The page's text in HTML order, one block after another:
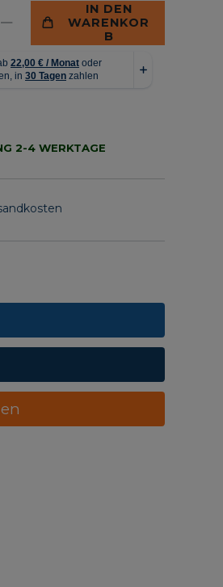
IN DEN
WARENKOR
B
2-4 WERKTAGE